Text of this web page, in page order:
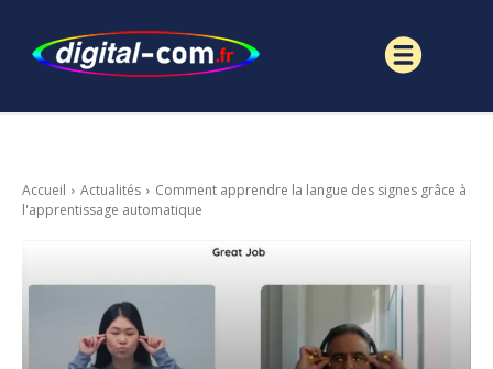
Accueil Actualités
Comment apprendre la langue des signes grâce à
l'apprentissage automatique